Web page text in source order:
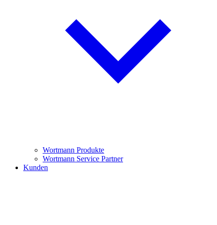
Wortmann Produkte
Wortmann Service Partner
Kunden